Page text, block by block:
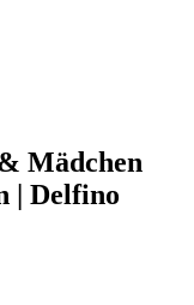
Mädchen
| Delfino